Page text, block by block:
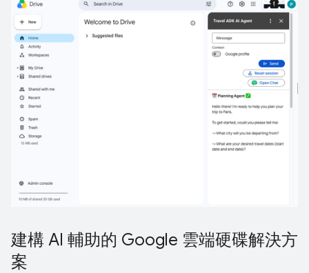
建構 AI 輔助的 Google 雲端硬碟解決方
案